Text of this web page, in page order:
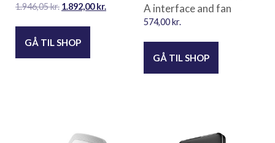
1.946,05kr. 1.892,00kr.
GÅ TIL SHOP
A interface and fan
574,00kr.
GÅ TIL SHOP